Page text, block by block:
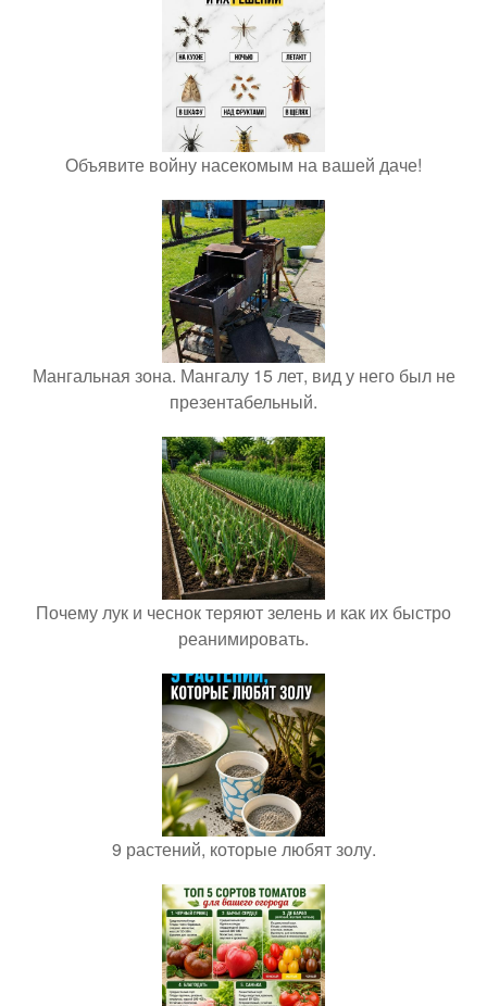
Объявите войну насекомым на вашей даче!
Мангальная зона. Мангалу 15 лет, вид у него был не
презентабельный.
Почему лук и чеснок теряют зелень и как их быстро
реанимировать.
9 растений, которые любят золу.